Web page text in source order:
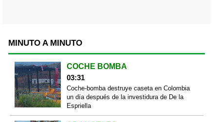
MINUTO A MINUTO
COCHE BOMBA
03:31
Coche-bomba destruye caseta en Colombia
un día después de la investidura de De la
Espriella